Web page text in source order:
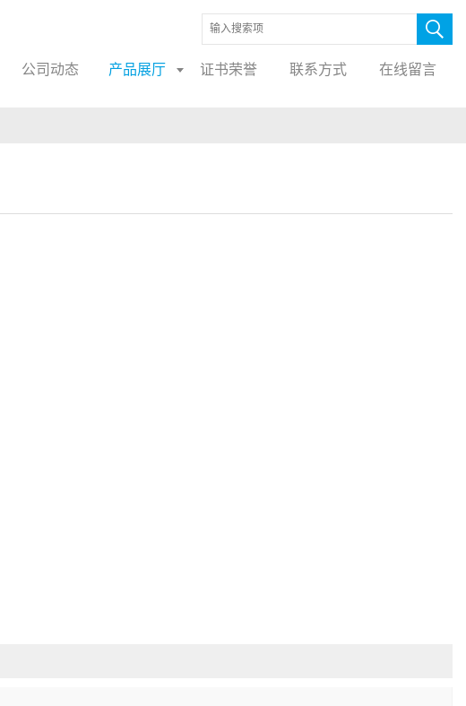
公司动态 产品展厅 证书荣誉 联系方式 在线留言